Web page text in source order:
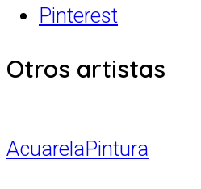
Pinterest
Otros artistas
AcuarelaPintura